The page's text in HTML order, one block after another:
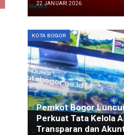
22 JANUARI 2026
KOTA BOGOR
Pemkot Bogor
Perkuat Tata Kelola
Transparan dan